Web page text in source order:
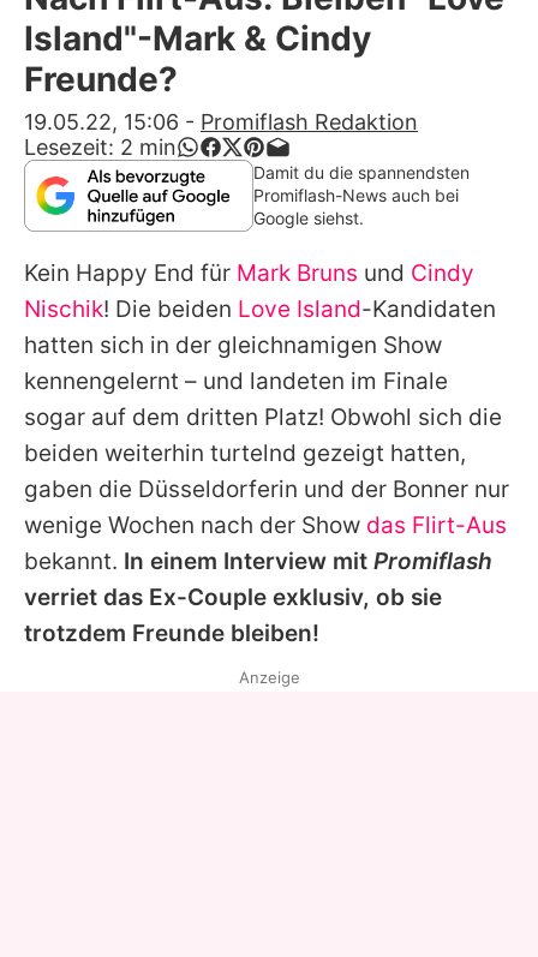
Alle Themen auf Promiflash
App runterladen
Team
Redaktionelle Richtlinien
Impressum
Datenschutzerklärung
Nutzungsbedingungen
Utiq verwalten
Island"-Mark & Cindy
Freunde?
19.05.22, 15:06 - Promiflash Redaktion
Lesezeit: 2 min
Damit du die spannendsten
Promiflash-News auch bei
Google siehst.
Kein Happy End für Mark Bruns und Cindy
Nischik! Die beiden Love Island-Kandidaten
hatten sich in der gleichnamigen Show
kennengelernt – und landeten im Finale
sogar auf dem dritten Platz! Obwohl sich die
beiden weiterhin turtelnd gezeigt hatten,
gaben die Düsseldorferin und der Bonner nur
wenige Wochen nach der Show das Flirt-Aus
bekannt. In einem Interview mit Promiflash
verriet das Ex-Couple exklusiv, ob sie
trotzdem Freunde bleiben!
Anzeige